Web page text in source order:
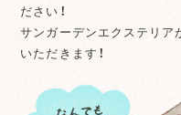
ださい！
サンガーデンエクステリア
いただきます！